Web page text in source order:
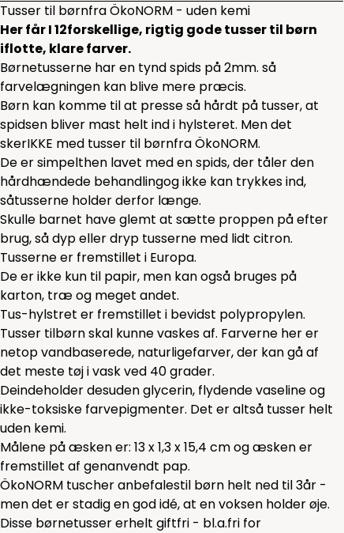
Tusser til børnfra ÖkoNORM - uden kemi
Her får I 12forskellige, rigtig gode tusser til børn
iflotte, klare farver.
Børnetusserne har en tynd spids på 2mm. så
farvelægningen kan blive mere præcis.
Børn kan komme til at presse så hårdt på tusser, at
spidsen bliver mast helt ind i hylsteret. Men det
skerIKKE med tusser til børnfra ÖkoNORM.
De er simpelthen lavet med en spids, der tåler den
hårdhændede behandlingog ikke kan trykkes ind,
såtusserne holder derfor længe.
Skulle barnet have glemt at sætte proppen på efter
brug, så dyp eller dryp tusserne med lidt citron.
Tusserne er fremstillet i Europa.
De er ikke kun til papir, men kan også bruges på
karton, træ og meget andet.
Tus-hylstret er fremstillet i bevidst polypropylen.
Tusser tilbørn skal kunne vaskes af. Farverne her er
netop vandbaserede, naturligefarver, der kan gå af
det meste tøj i vask ved 40 grader.
Deindeholder desuden glycerin, flydende vaseline og
ikke-toksiske farvepigmenter. Det er altså tusser helt
uden kemi.
Målene på æsken er: 13 x 1,3 x 15,4 cm og æsken er
fremstillet af genanvendt pap.
ÖkoNORM tuscher anbefalestil børn helt ned til 3år -
men det er stadig en god idé, at en voksen holder øje.
Disse børnetusser erhelt giftfri - bl.a.fri for